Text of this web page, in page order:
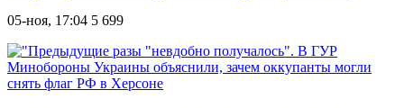
05-ноя, 17:04 5 699